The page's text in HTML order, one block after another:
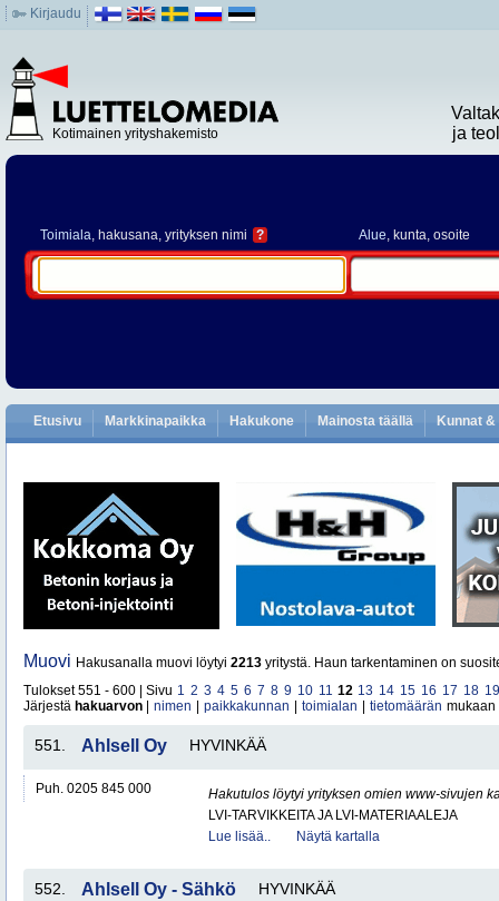
Kirjaudu
Kotimainen yrityshakemisto
ja
Toimiala, hakusana, yrityksen nimi ? Alue, kunta, osoite
Etusivu Markkinapaikka Hakukone Mainosta täällä Kunnat
Muovi Hakusanalla muovi löytyi 2213 yritystä. Haun tarkentaminen on
Tulokset 551 - 600 | Sivu 1 2 3 4 5 6 7 8 9 10 11 12 13 14 15 16 17 18 19
Järjestä hakuarvon nimen paikkakunnan toimialan tietomäärän mukaan
551. Ahlsell Oy HYVINKÄÄ
Puh. 0205 845 000
Hakutulos löytyi yrityksen omien www-sivujen
LVI-TARVIKKEITA JA LVI-MATERIAALEJA
Lue lisää..
Näytä kartalla
552. Ahlsell Oy - Sähkö HYVINKÄÄ